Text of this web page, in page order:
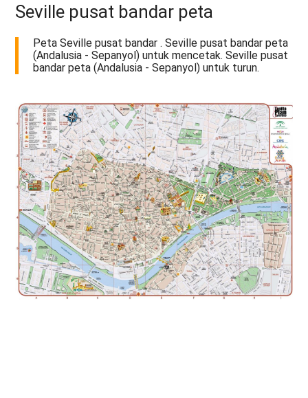
Seville pusat bandar peta
Peta Seville pusat bandar . Seville pusat bandar peta
(Andalusia - Sepanyol) untuk mencetak. Seville pusat
bandar peta (Andalusia - Sepanyol) untuk turun.